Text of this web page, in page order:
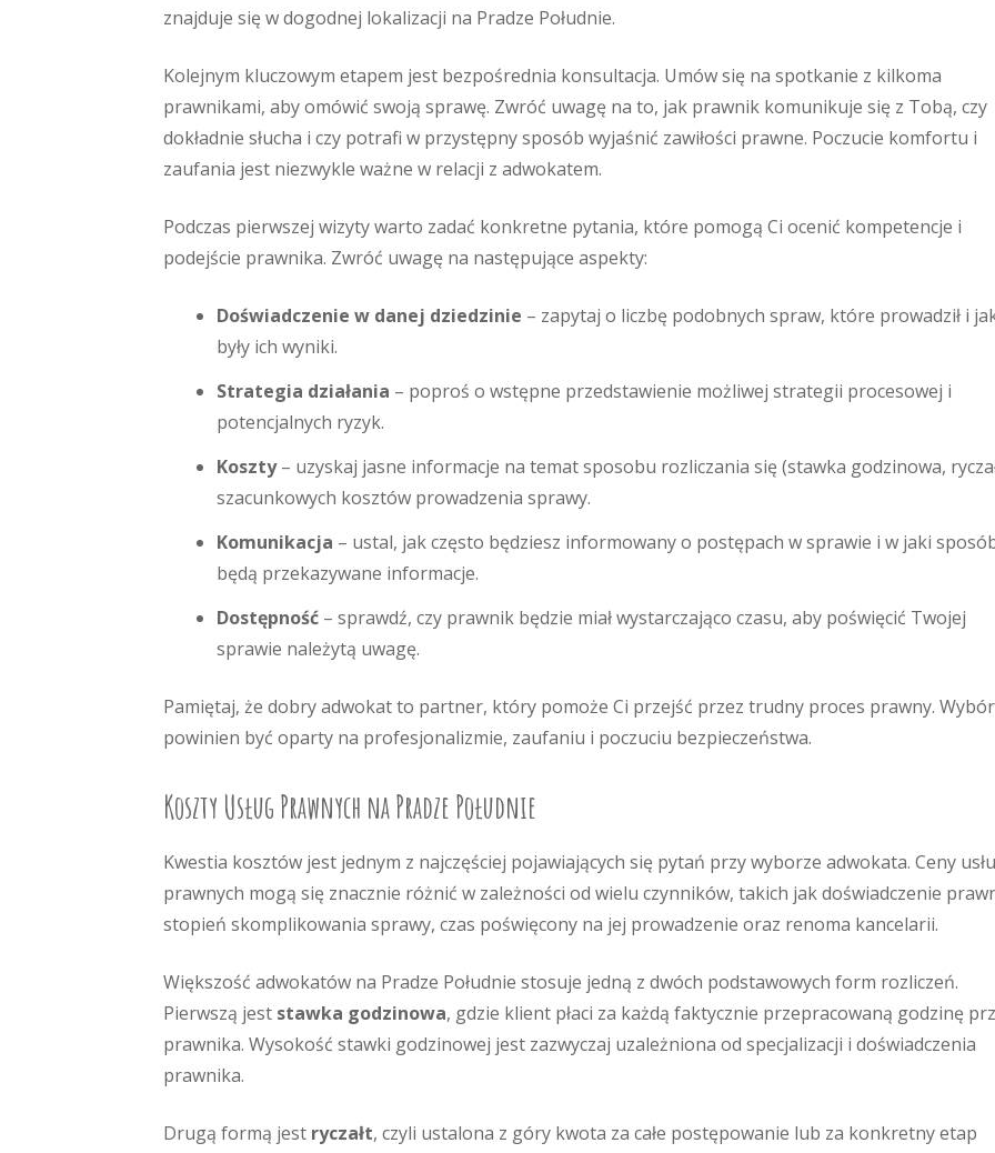
znajduje się w dogodnej lokalizacji na Pradze Południe.
Kolejnym kluczowym etapem jest bezpośrednia konsultacja. Umów się na spotkanie z kilkoma
prawnikami, aby omówić swoją sprawę. Zwróć uwagę na to, jak prawnik komunikuje się z Tobą, czy
dokładnie słucha i czy potrafi w przystępny sposób wyjaśnić zawiłości prawne. Poczucie komfortu i
zaufania jest niezwykle ważne w relacji z adwokatem.
Podczas pierwszej wizyty warto zadać konkretne pytania, które pomogą Ci ocenić kompetencje i
podejście prawnika. Zwróć uwagę na następujące aspekty:
Doświadczenie w danej dziedzinie – zapytaj o liczbę podobnych spraw, które prowadził i
były ich wyniki.
Strategia działania – poproś o wstępne przedstawienie możliwej strategii procesowej i
potencjalnych ryzyk.
Koszty– uzyskaj jasne informacje na temat sposobu rozliczania się (stawka godzinowa,
szacunkowych kosztów prowadzenia sprawy.
Komunikacja – ustal, jak często będziesz informowany o postępach w sprawie i w jaki
będą przekazywane informacje.
Dostępność – sprawdź, czy prawnik będzie miał wystarczająco czasu, aby poświęcić Twojej
sprawie należytą uwagę.
Pamiętaj, że dobry adwokat to partner, który pomoże Ci przejść przez trudny proces prawny. Wybór
powinien być oparty na profesjonalizmie, zaufaniu i poczuciu bezpieczeństwa.
Koszty Usług Prawnych na Pradze Południe
Kwestia kosztów jest jednym z najczęściej pojawiających się pytań przy wyborze adwokata. Ceny
prawnych mogą się znacznie różnić w zależności od wielu czynników, takich jak doświadczenie
stopień skomplikowania sprawy, czas poświęcony na jej prowadzenie oraz renoma kancelarii.
Większość adwokatów na Pradze Południe stosuje jedną z dwóch podstawowych form rozliczeń.
Pierwszą jest stawka godzinowa, gdzie klient płaci za każdą faktycznie przepracowaną godzinę
prawnika. Wysokość stawki godzinowej jest zazwyczaj uzależniona od specjalizacji i doświadczenia
prawnika.
Drugą formą jest ryczałt, czyli ustalona z góry kwota za całe postępowanie lub za konkretny etap